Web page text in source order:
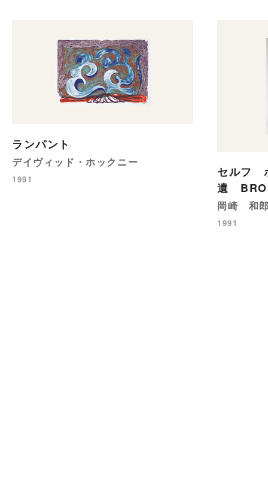
ランパント
デイヴィッド・ホックニー
1991
セルフ
遺
岡崎 和
1991